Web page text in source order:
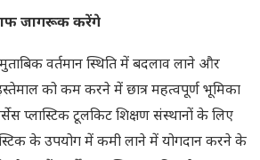
जागरूक करेंगे
वर्तमान स्थिति में बदलाव लाने और
को कम करने में छात्र महत्वपूर्ण भूमिका
प्लास्टिक टूलकिट शिक्षण संस्थानों के लिए
के उपयोग में कमी लाने में योगदान करने के